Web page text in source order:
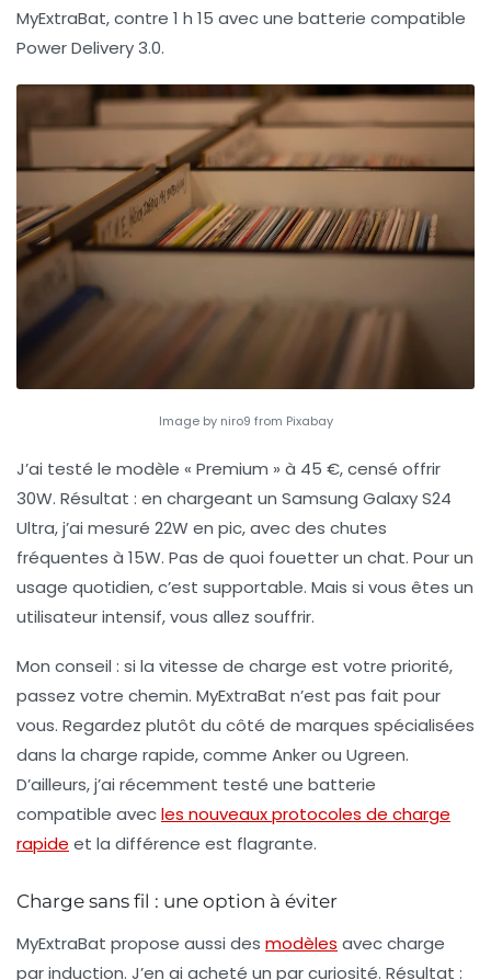
MyExtraBat, contre 1 h 15 avec une batterie compatible
Power Delivery 3.0.
Image by niro9 from Pixabay
J’ai testé le modèle « Premium » à 45 €, censé offrir
30W. Résultat : en chargeant un Samsung Galaxy S24
Ultra, j’ai mesuré 22W en pic, avec des chutes
fréquentes à 15W. Pas de quoi fouetter un chat. Pour un
usage quotidien, c’est supportable. Mais si vous êtes un
utilisateur intensif, vous allez souffrir.
Mon conseil : si la vitesse de charge est votre priorité,
passez votre chemin. MyExtraBat n’est pas fait pour
vous. Regardez plutôt du côté de marques spécialisées
dans la charge rapide, comme Anker ou Ugreen.
D’ailleurs, j’ai récemment testé une batterie
compatible avecles nouveaux protocoles de charge
rapide et la différence est flagrante.
Charge sans fil : une option à éviter
MyExtraBat propose aussi des modèles avec charge
par induction. J’en ai acheté un par curiosité. Résultat :